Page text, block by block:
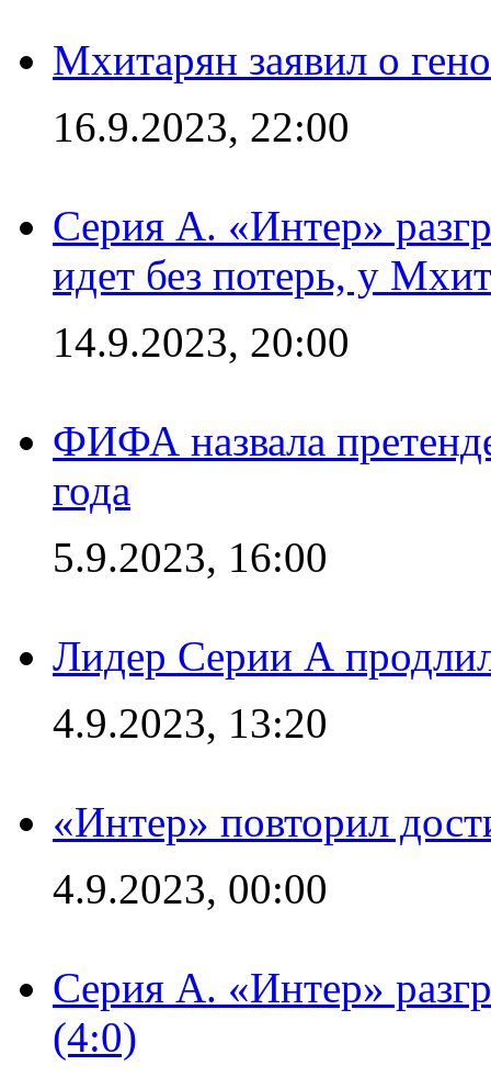
Мхитарян заявил о
16.9.2023, 22:00
Серия А. «Интер»
идет без потерь, у
14.9.2023, 20:00
ФИФА назвала
года
5.9.2023, 16:00
Лидер Серии А
4.9.2023, 13:20
«Интер» повторил
4.9.2023, 00:00
Серия А. «Интер»
(4:0)